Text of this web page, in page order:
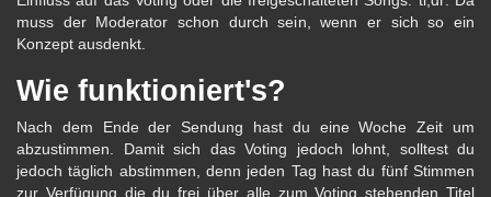
muss der Moderator schon durch sein, wenn er sich so ein
Konzept ausdenkt.
Wie funktioniert's?
Nach dem Ende der Sendung hast du eine Woche Zeit um
abzustimmen. Damit sich das Voting jedoch lohnt, solltest du
jedoch täglich abstimmen, denn jeden Tag hast du fünf Stimmen
zur Verfügung die du frei über alle zum Voting stehenden Titel